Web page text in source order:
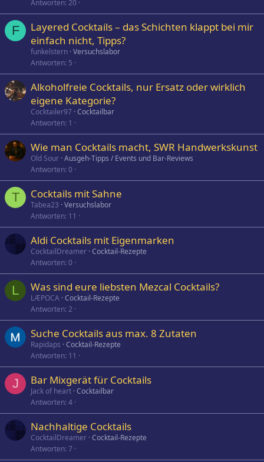
Antworten 20
F
Layered Cocktails – das Schichten klappt bei mir
einfach nicht, Tipps?
funkelstern Versuchslabor
Antworten 5
Alkoholfreie Cocktails, nur Ersatz oder wirklich
eigene Kategorie?
Cocktailer97 Cocktailbar
Antworten 1
Wie man Cocktails macht, SWR Handwerkskunst
Old Sour Ausgeh-Tipps / Events und Bar-Reviews
Antworten 0
T Cocktails mit Sahne
Tabea23 Versuchslabor
Antworten 11
Aldi Cocktails mit Eigenmarken
CocktailDreamer Cocktail-Rezepte
Antworten 0
L Was sind eure liebsten Mezcal Cocktails?
LÆPOCA Cocktail-Rezepte
Antworten 2
Suche Cocktails aus max. 8 Zutaten
Rapidaps Cocktail-Rezepte
Antworten 11
J Bar Mixgerät für Cocktails
Jack of heart Cocktailbar
Antworten 4
Nachhaltige Cocktails
CocktailDreamer Cocktail-Rezepte
Antworten 7